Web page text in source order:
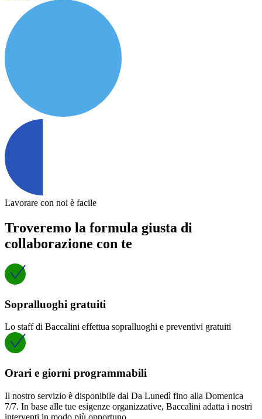
Lavorare con noi è facile
Troveremo la formula giusta di
collaborazione con te
Sopralluoghi gratuiti
Lo staff di Baccalini effettua sopralluoghi e preventivi gratuiti
Orari e giorni programmabili
Il nostro servizio è disponibile dal Da Lunedì fino alla Domenica
7/7. In base alle tue esigenze organizzative, Baccalini adatta i nostri
interventi in modo più opportuno